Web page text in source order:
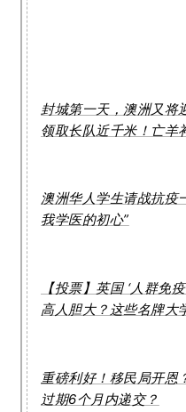
封城第一天，澳洲又将
领取长队近千米！亡羊
澳洲华人学生请战抗疫
我学医的初心”
【投票】英国 ‘人群免
高人胆大？这些名牌大
重磅利好！移民局开
过期6个月内递交？